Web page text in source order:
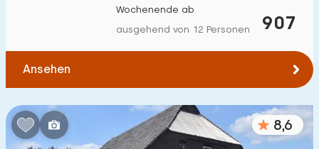
€ 0 — € 1000+
Schlafzimmern:
907
Wochenende ab
ausgehend von 12 Personen
Ansehen
8,6